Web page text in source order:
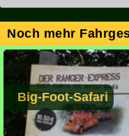
Noch mehr
Big-Foot-Safari